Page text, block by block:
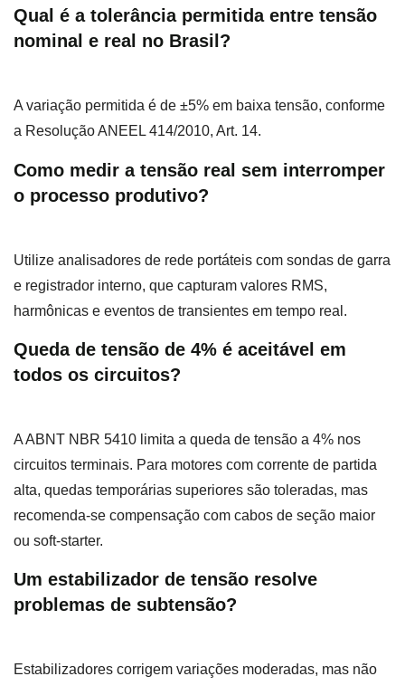
Qual é a tolerância permitida entre tensão
nominal e real no Brasil?
A variação permitida é de ±5% em baixa tensão, conforme
a Resolução ANEEL 414/2010, Art. 14.
Como medir a tensão real sem interromper
o processo produtivo?
Utilize analisadores de rede portáteis com sondas de garra
e registrador interno, que capturam valores RMS,
harmônicas e eventos de transientes em tempo real.
Queda de tensão de 4% é aceitável em
todos os circuitos?
A ABNT NBR 5410 limita a queda de tensão a 4% nos
circuitos terminais. Para motores com corrente de partida
alta, quedas temporárias superiores são toleradas, mas
recomenda-se compensação com cabos de seção maior
ou soft-starter.
Um estabilizador de tensão resolve
problemas de subtensão?
Estabilizadores corrigem variações moderadas, mas não